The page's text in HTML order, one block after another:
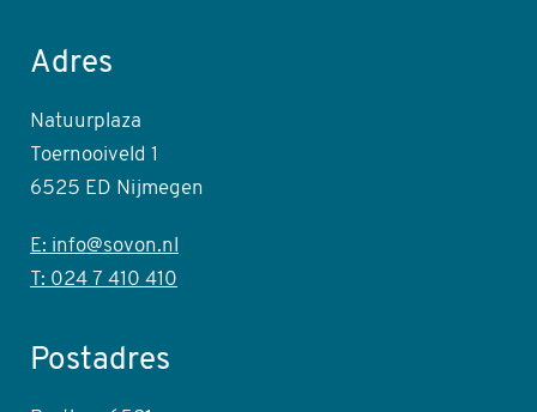
Adres
Natuurplaza
Toernooiveld 1
6525 ED Nijmegen
E: info@sovon.nl
T: 024 7 410 410
Postadres